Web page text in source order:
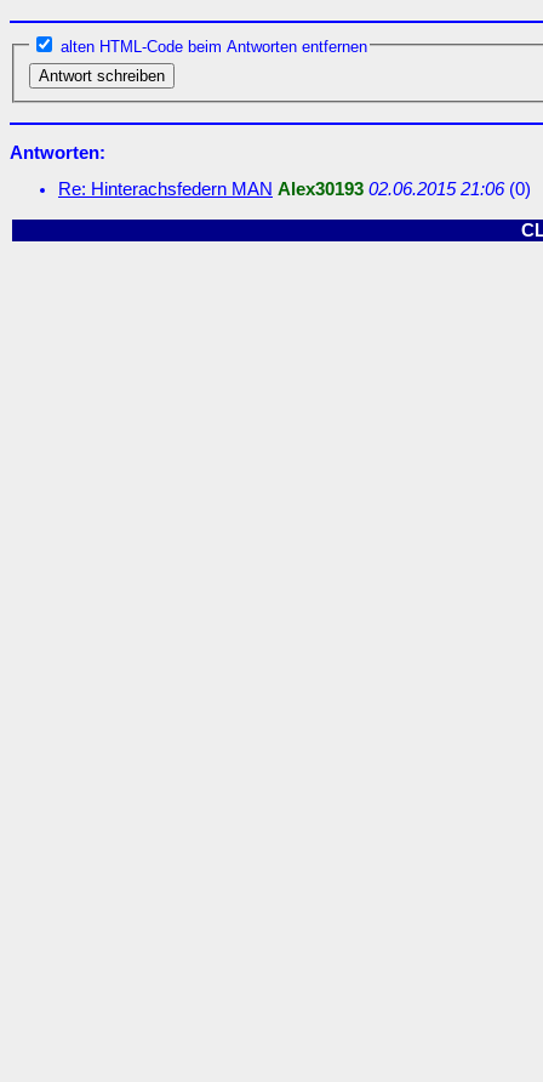
alten HTML-Code beim Antworten entfernen
Antworten:
Re: Hinterachsfedern MAN Alex30193 02.06.2015 21:06(0)